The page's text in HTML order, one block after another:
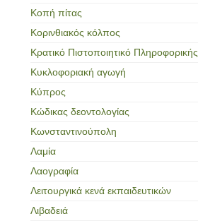
Κοπή πίτας
Κορινθιακός κόλπος
Κρατικό Πιστοποιητικό Πληροφορικής
Κυκλοφοριακή αγωγή
Κύπρος
Κώδικας δεοντολογίας
Κωνσταντινούπολη
Λαμία
Λαογραφία
Λειτουργικά κενά εκπαιδευτικών
Λιβαδειά